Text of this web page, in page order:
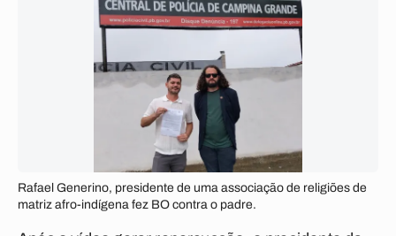
Rafael Generino, presidente de uma associação de religiões de
matriz afro-indígena fez BO contra o padre.